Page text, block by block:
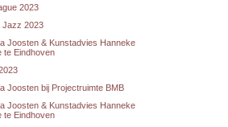
2023
Jazz 2023
Joosten & Kunstadvies Hanneke
te Eindhoven
Joosten bij Projectruimte BMB
Joosten & Kunstadvies Hanneke
te Eindhoven